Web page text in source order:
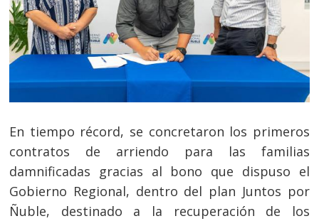
En tiempo récord, se concretaron los primeros
contratos de arriendo para las familias
damnificadas gracias al bono que dispuso el
Gobierno Regional, dentro del plan Juntos por
Ñuble, destinado a la recuperación de los